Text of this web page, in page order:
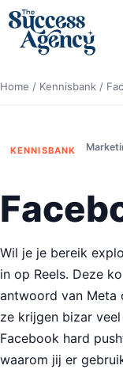
Home / Kennisbank /
KENNISBANK
Wil je je bereik
in op Reels. Deze
antwoord van Meta
ze krijgen bizar
Facebook hard
waarom jij er